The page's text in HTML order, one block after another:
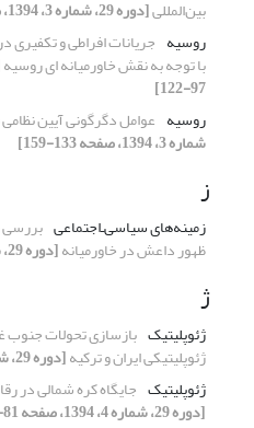
بین‌المللی[دوره 29، شماره 3، 1394، صفحه 7-33]
روسیه جریانات افراطی و تکفیری
با توجه به نقش خاورمیانه ای روسیه
97-122]
روسیه عوامل دگرگونی آیین
شماره 3، 1394، صفحه 133-159]
ز
زمینه‌های سیاسی‌ـ‌اجتماعی بررسی
ظهور داعش در خاورمیانه[دوره 29، شماره 4، 1394، صفحه 27-50]
ژ
ژئوپلیتیک بازسازی تحولات جنوب
ژئوپلیتیکی ایران و ترکیه[دوره 29، شماره 2، 1394، صفحه 117-139]
ژئوپلیتیک جایگاه کره شمالی در
[دوره 29، شماره 4، 1394، صفحه 81-110]